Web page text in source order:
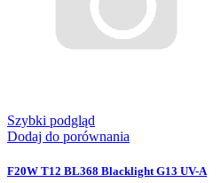
Szybki podgląd
Dodaj do porównania
F20W T12 BL368 Blacklight G13 UV-A